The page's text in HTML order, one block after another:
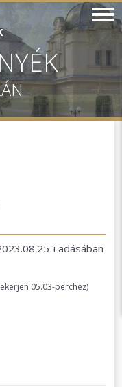
i adásában
05.03-perchez)